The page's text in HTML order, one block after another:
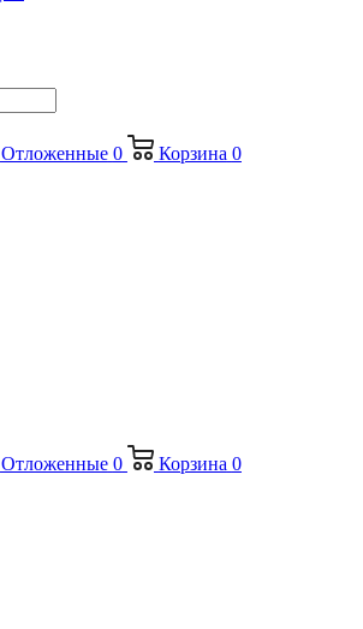
Отложенные 0 Корзина 0
Отложенные 0 Корзина 0